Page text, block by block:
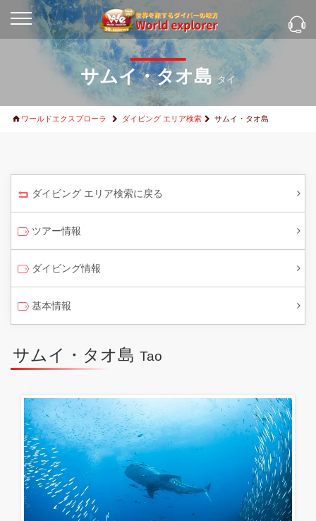
サムイ・タオ島タイ
ワールドエクスプローラ ダイビング エリア検索 サムイ・タオ島
ダイビング エリア検索に戻る
ツアー情報
ダイビング情報
基本情報
サムイ・タオ島 Tao